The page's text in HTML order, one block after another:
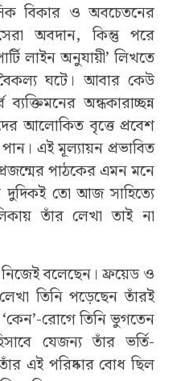
বিকার ও অবচেতনের
অবদান, কিন্তু পরে
লাইন অনুযায়ী’ লিখতে
ঘটে। আবার কেউ
অন্ধকারাচ্ছন্ন
আলোকিত বৃত্তে প্রবেশ
এই মূল্যায়ন প্রভাবিত
পাঠকের এমন মনে
দুদিকই তো আজ সাহিত্যে
তাঁর লেখা তাই না
নিজেই বলেছেন। ফ্রয়েড ও
তিনি পড়েছেন তাঁরই
রোগে তিনি ভুগতেন
যেজন্য তাঁর ভর্তি-
এই পরিষ্কার বোধ ছিল